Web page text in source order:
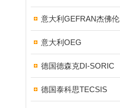
意大利GEFRAN杰佛伦
意大利OEG
德国德森克DI-SORIC
德国泰科思TECSIS